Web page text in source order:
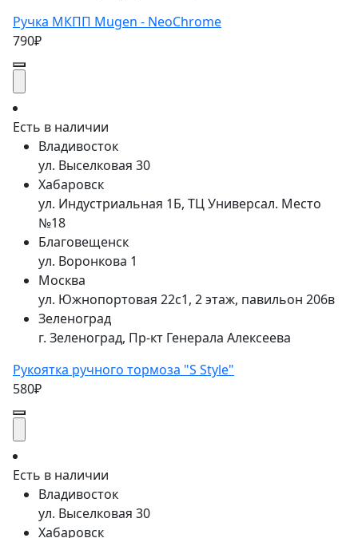
Ручка МКПП Mugen - NeoChrome
790₽
Есть в наличии
Владивосток
ул. Выселковая 30
Хабаровск
ул. Индустриальная 1Б, ТЦ Универсал. Место
№18
Благовещенск
ул. Воронкова 1
Москва
ул. Южнопортовая 22с1, 2 этаж, павильон 206в
Зеленоград
г. Зеленоград, Пр-кт Генерала Алексеева
Рукоятка ручного тормоза "S Style"
580₽
Есть в наличии
Владивосток
ул. Выселковая 30
Хабаровск